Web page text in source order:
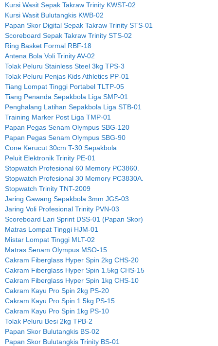
Kursi Wasit Sepak Takraw Trinity KWST-02
Kursi Wasit Bulutangkis KWB-02
Papan Skor Digital Sepak Takraw Trinity STS-01
Scoreboard Sepak Takraw Trinity STS-02
Ring Basket Formal RBF-18
Antena Bola Voli Trinity AV-02
Tolak Peluru Stainless Steel 3kg TPS-3
Tolak Peluru Penjas Kids Athletics PP-01
Tiang Lompat Tinggi Portabel TLTP-05
Tiang Penanda Sepakbola Liga SMP-01
Penghalang Latihan Sepakbola Liga STB-01
Training Marker Post Liga TMP-01
Papan Pegas Senam Olympus SBG-120
Papan Pegas Senam Olympus SBG-90
Cone Kerucut 30cm T-30 Sepakbola
Peluit Elektronik Trinity PE-01
Stopwatch Profesional 60 Memory PC3860.
Stopwatch Profesional 30 Memory PC3830A.
Stopwatch Trinity TNT-2009
Jaring Gawang Sepakbola 3mm JGS-03
Jaring Voli Profesional Trinity PVN-03
Scoreboard Lari Sprint DSS-01 (Papan Skor)
Matras Lompat Tinggi HJM-01
Mistar Lompat Tinggi MLT-02
Matras Senam Olympus MSO-15
Cakram Fiberglass Hyper Spin 2kg CHS-20
Cakram Fiberglass Hyper Spin 1.5kg CHS-15
Cakram Fiberglass Hyper Spin 1kg CHS-10
Cakram Kayu Pro Spin 2kg PS-20
Cakram Kayu Pro Spin 1.5kg PS-15
Cakram Kayu Pro Spin 1kg PS-10
Tolak Peluru Besi 2kg TPB-2
Papan Skor Bulutangkis BS-02
Papan Skor Bulutangkis Trinity BS-01